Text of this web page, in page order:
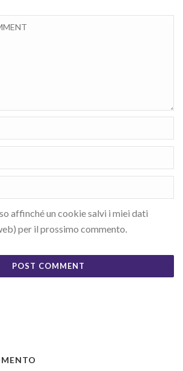
affinché un cookie salvi i miei dati
per il prossimo commento.